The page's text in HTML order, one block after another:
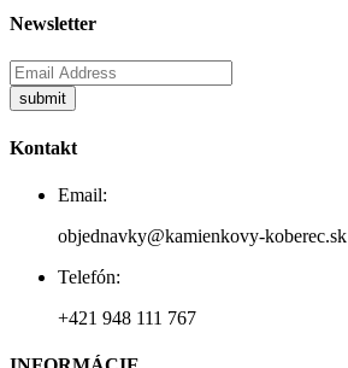
Newsletter
Kontakt
Email:
objednavky@kamienkovy-koberec.sk
Telefón:
+421 948 111 767